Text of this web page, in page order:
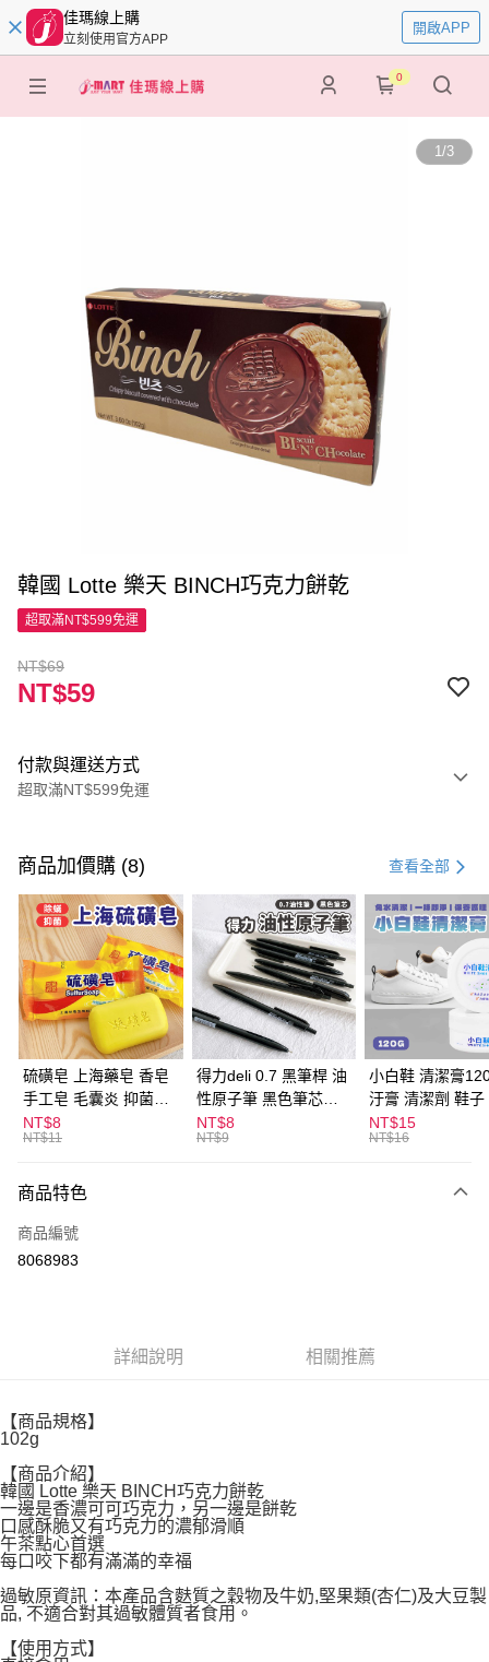
佳瑪線上購
立刻使用官方APP
開啟APP
0
1/3
韓國 Lotte 樂天 BINCH巧克力餅乾
超取滿NT$599免運
NT$69
NT$59
付款與運送方式
超取滿NT$599免運
信用卡一次付款
超商取貨付款
LINE Pay
Apple Pay
街口支付
悠遊付
ATM付款
全家取貨付款
每筆NT$60，滿NT$599(含以上)免運費
付款後全家取貨
每筆NT$60，滿NT$599(含以上)免運費
每筆NT$60，滿NT$599(含以上)免運費
宅配
每筆NT$120，滿NT$1,999(含以上)免運費
商品加價購 (8) 查看全部
硫磺皂 上海藥皂 香皂
手工皂 毛囊炎 抑菌除
蟎 清潔護膚 去油去痘
寵物皮膚病 狗狗貓咪
NT$8
NT$11
得力deli 0.7 黑筆桿 油
性原子筆 黑色筆芯
S304
NT$8
NT$9
小白鞋 清潔膏
汙膏 清潔劑 鞋子
漬 白皮鞋 鞋油
NT$15
NT$16
商品特色
商品編號
8068983
詳細說明 相關推薦
【商品規格】
102g
【商品介紹】
韓國 Lotte 樂天 BINCH巧克力餅乾
一邊是香濃可可巧克力，另一邊是餅乾
口感酥脆又有巧克力的濃郁滑順
午茶點心首選
每口咬下都有滿滿的幸福
過敏原資訊：本產品含麩質之穀物及牛奶,堅果類(杏仁)及大豆製
品, 不適合對其過敏體質者食用。
【使用方式】